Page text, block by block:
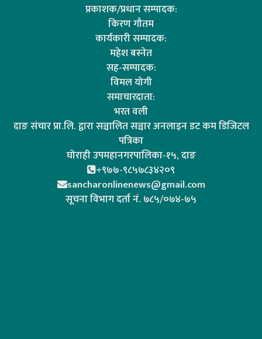
प्रकाशक/प्रधान सम्पादक:
किरण गौतम
कार्यकारी सम्पादक:
महेश बस्नेत
सह-सम्पादक:
विमल योगी
समाचारदाता:
भरत वली
दाङ संचार प्रा.लि. द्वारा सञ्चालित सञ्चार अनलाइन डट कम डिजिटल
पत्रिका
घोराही उपमहानगरपालिका-१५, दाङ
+९७७-९८५७८३४२०९
sancharonlinenews@gmail.com
सूचना विभाग दर्ता न‌ं. ७८५/०७४-७५